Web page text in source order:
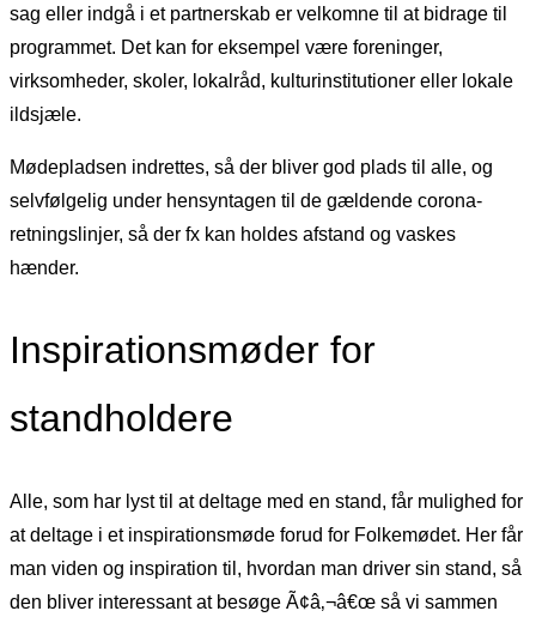
sag eller indgå i et partnerskab er velkomne til at bidrage til
programmet. Det kan for eksempel være foreninger,
virksomheder, skoler, lokalråd, kulturinstitutioner eller lokale
ildsjæle.
Mødepladsen indrettes, så der bliver god plads til alle, og
selvfølgelig under hensyntagen til de gældende corona-
retningslinjer, så der fx kan holdes afstand og vaskes
hænder.
Inspirationsmøder for
standholdere
Alle, som har lyst til at deltage med en stand, får mulighed for
at deltage i et inspirationsmøde forud for Folkemødet. Her får
man viden og inspiration til, hvordan man driver sin stand, så
den bliver interessant at besøge Ã¢â‚¬â€œ så vi sammen